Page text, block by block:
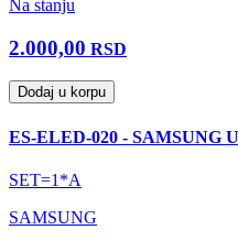
Na stanju
2.000,00 RSD
Dodaj u korpu
ES-ELED-020 - SAMSUNG
SET=1*A
SAMSUNG